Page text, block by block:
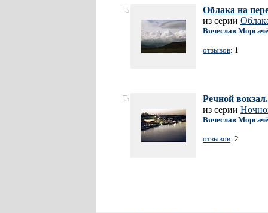
Облака на
из серии
Вячеслав
отзывов: 1
Речной вокзал.
из серии
Вячеслав
отзывов: 2